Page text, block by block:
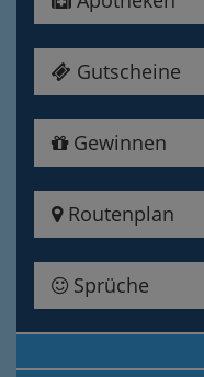
Gutscheine
Gewinnen
Routenplan
Sprüche